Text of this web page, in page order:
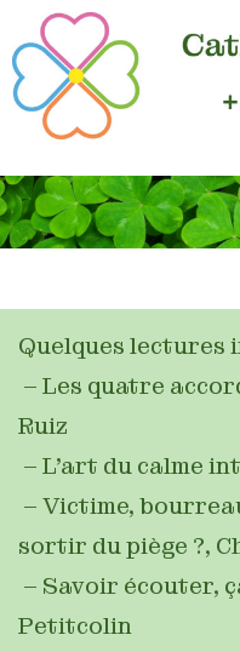
Quelques lectures
– Les quatre
Ruiz
– L’art du calme
– Victime,
sortir du piège ?,
– Savoir écouter,
Petitcolin